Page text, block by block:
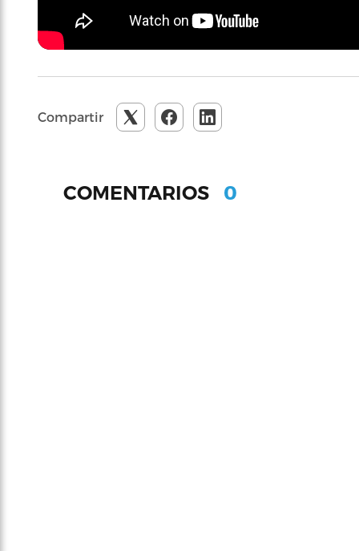
Compartir
COMENTARIOS 0